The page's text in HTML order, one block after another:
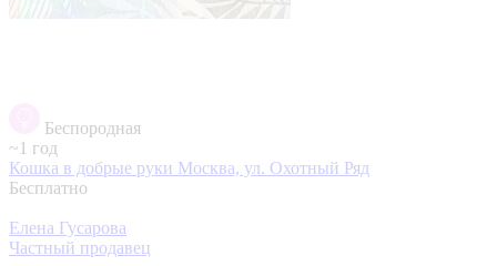
Беспородная
~1 год
Кошка в добрые руки Москва, ул. Охотный Ряд
Бесплатно
Елена Гусарова
Частный продавец